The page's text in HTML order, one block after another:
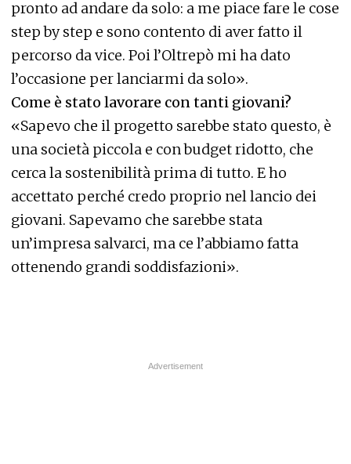
pronto ad andare da solo: a me piace fare le cose
step by step e sono contento di aver fatto il
percorso da vice. Poi l’Oltrepò mi ha dato
l’occasione per lanciarmi da solo».
Come è stato lavorare con tanti giovani?
«Sapevo che il progetto sarebbe stato questo, è
una società piccola e con budget ridotto, che
cerca la sostenibilità prima di tutto. E ho
accettato perché credo proprio nel lancio dei
giovani. Sapevamo che sarebbe stata
un’impresa salvarci, ma ce l’abbiamo fatta
ottenendo grandi soddisfazioni».